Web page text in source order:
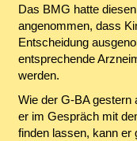
Das BMG hatte
angenommen, dass
Entscheidung
entsprechende
werden.
Wie der G-BA gestern
er im Gespräch mit
finden lassen, kann er